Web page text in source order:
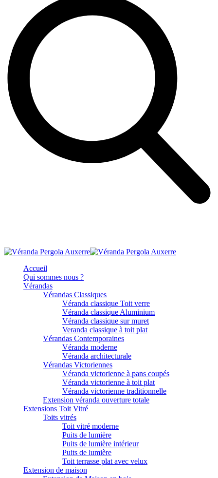
Accueil
Qui sommes nous ?
Vérandas
Vérandas Classiques
Véranda classique Toit verre
Véranda classique Aluminium
Véranda classique sur muret
Veranda classique à toit plat
Vérandas Contemporaines
Véranda moderne
Véranda architecturale
Vérandas Victoriennes
Véranda victorienne à pans coupés
Véranda victorienne à toit plat
Véranda victorienne traditionnelle
Extension véranda ouverture totale
Extensions Toit Vitré
Toits vitrés
Toit vitré moderne
Puits de lumière
Puits de lumière intérieur
Puits de lumière
Toit terrasse plat avec velux
Extension de maison